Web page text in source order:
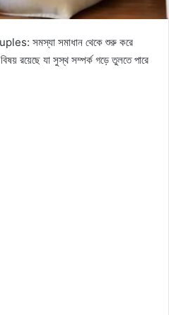
সমস্যা সমাধান থেকে শুরু করে
রয়েছে যা সুস্থ সম্পর্ক গড়ে তুলতে পারে